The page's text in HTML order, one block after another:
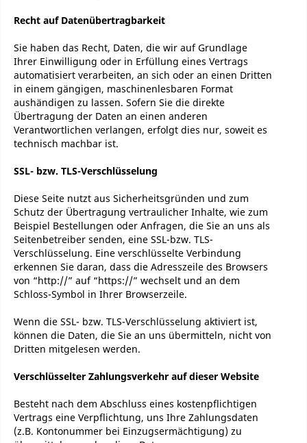
Recht auf Datenübertragbarkeit
Sie haben das Recht, Daten, die wir auf Grundlage
Ihrer Einwilligung oder in Erfüllung eines Vertrags
automatisiert verarbeiten, an sich oder an einen Dritten
in einem gängigen, maschinenlesbaren Format
aushändigen zu lassen. Sofern Sie die direkte
Übertragung der Daten an einen anderen
Verantwortlichen verlangen, erfolgt dies nur, soweit es
technisch machbar ist.
SSL- bzw. TLS-Verschlüsselung
Diese Seite nutzt aus Sicherheitsgründen und zum
Schutz der Übertragung vertraulicher Inhalte, wie zum
Beispiel Bestellungen oder Anfragen, die Sie an uns als
Seitenbetreiber senden, eine SSL-bzw. TLS-
Verschlüsselung. Eine verschlüsselte Verbindung
erkennen Sie daran, dass die Adresszeile des Browsers
von “http://” auf “https://” wechselt und an dem
Schloss-Symbol in Ihrer Browserzeile.
Wenn die SSL- bzw. TLS-Verschlüsselung aktiviert ist,
können die Daten, die Sie an uns übermitteln, nicht von
Dritten mitgelesen werden.
Verschlüsselter Zahlungsverkehr auf dieser Website
Besteht nach dem Abschluss eines kostenpflichtigen
Vertrags eine Verpflichtung, uns Ihre Zahlungsdaten
(z.B. Kontonummer bei Einzugsermächtigung) zu